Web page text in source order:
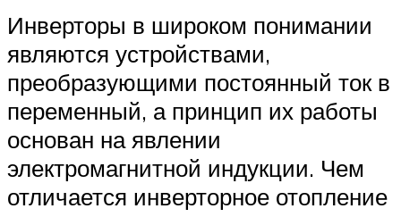
Инверторы в широком понимании
являются устройствами,
преобразующими постоянный ток в
переменный, а принцип их работы
основан на явлении
электромагнитной индукции. Чем
отличается инверторное отопление